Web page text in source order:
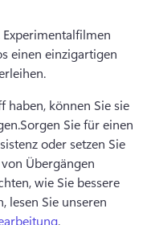
einen einzigartigen
haben, können Sie sie
Sorgen Sie für einen
oder setzen Sie
Übergängen
wie Sie bessere
lesen Sie unseren
.